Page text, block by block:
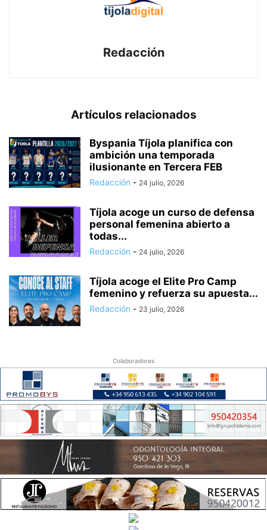
Redacción
Artículos relacionados
Byspania Tíjola planifica con
ambición una temporada
ilusionante en Tercera FEB
Redacción - 24 julio, 2026
Tíjola acoge un curso de defensa
personal femenina abierto a
todas...
Redacción - 24 julio, 2026
Tíjola acoge el Elite Pro Camp
femenino y refuerza su apuesta...
Redacción - 23 julio, 2026
Colaboradores